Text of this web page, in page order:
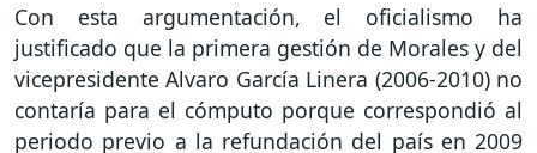
Con esta argumentación, el oficialismo ha
justificado que la primera gestión de Morales y del
vicepresidente Alvaro García Linera (2006-2010) no
contaría para el cómputo porque correspondió al
periodo previo a la refundación del país en 2009